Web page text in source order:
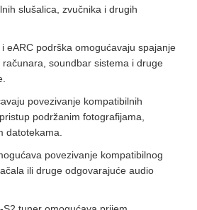
slušalica, zvučnika i drugih
eARC podrška omogućavaju spajanje
soundbar sistema i druge
povezivanje kompatibilnih
podržanim fotografijama,
datotekama.
povezivanje kompatibilnog
ili druge odgovarajuće audio